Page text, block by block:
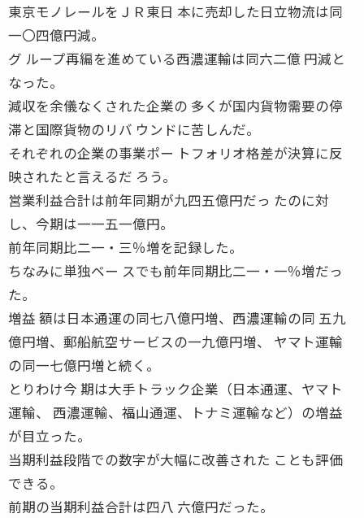
東京モノレールをＪＲ東日 本に売却した日立物流は同
一〇四億円減。
グ ループ再編を進めている西濃運輸は同六二億 円減と
なった。
減収を余儀なくされた企業の 多くが国内貨物需要の停
滞と国際貨物のリバ ウンドに苦しんだ。
それぞれの企業の事業ポー トフォリオ格差が決算に反
映されたと言えるだ ろう。
営業利益合計は前年同期が九四五億円だっ たのに対
し、今期は一一五一億円。
前年同期比二一・三％増を記録した。
ちなみに単独ベー スでも前年同期比二一・一％増だっ
た。
増益 額は日本通運の同七八億円増、西濃運輸の同 五九
億円増、郵船航空サービスの一九億円増、 ヤマト運輸
の同一七億円増と続く。
とりわけ今 期は大手トラック企業（日本通運、ヤマト
運輸、 西濃運輸、福山通運、トナミ運輸など）の増益
が目立った。
当期利益段階での数字が大幅に改善された ことも評価
できる。
前期の当期利益合計は四八 六億円だった。